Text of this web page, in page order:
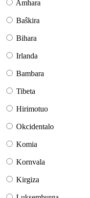
Amhara
Baŝkira
Bihara
Irlanda
Bambara
Tibeta
Hirimotuo
Okcidentalo
Komia
Kornvala
Kirgiza